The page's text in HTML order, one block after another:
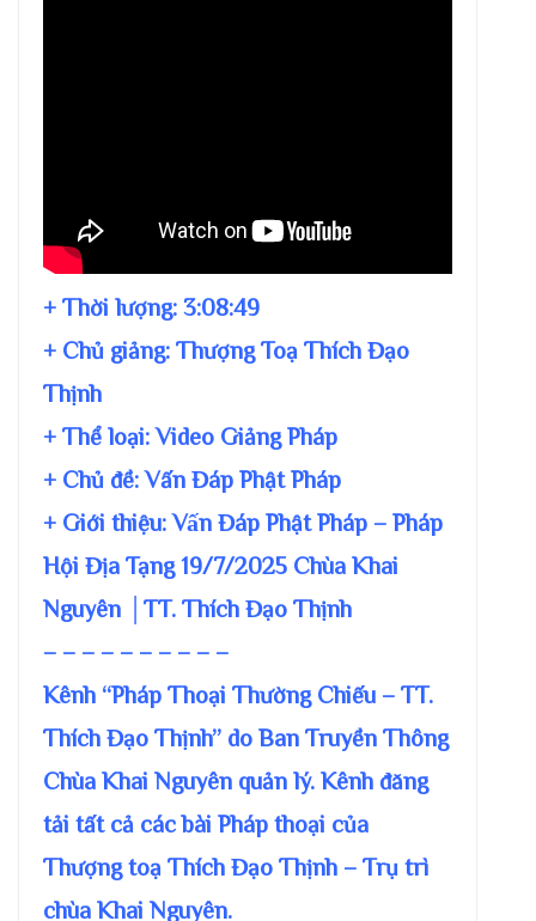
+ Thời lượng: 3:08:49
+ Chủ giảng: Thượng Toạ Thích Đạo
Thịnh
+ Thể loại: Video Giảng Pháp
+ Chủ đề:Vấn Đáp Phật Pháp
+ Giới thiệu: Vấn Đáp Phật Pháp – Pháp
Hội Địa Tạng 19/7/2025 Chùa Khai
Nguyên │TT. Thích Đạo Thịnh
– – – – – – – – – –
Kênh “Pháp Thoại Thường Chiếu – TT.
Thích Đạo Thịnh” do Ban Truyền Thông
Chùa Khai Nguyên quản lý. Kênh đăng
tải tất cả các bài Pháp thoại của
Thượng toạ Thích Đạo Thịnh – Trụ trì
chùa Khai Nguyên.